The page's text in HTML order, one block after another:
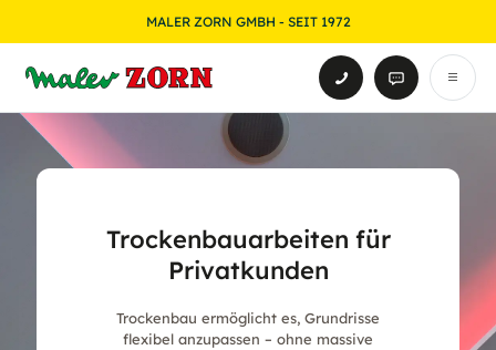
MALER ZORN GMBH - SEIT 1972
Trockenbauarbeiten für
Privatkunden
Trockenbau ermöglicht es, Grundrisse
flexibel anzupassen – ohne massive